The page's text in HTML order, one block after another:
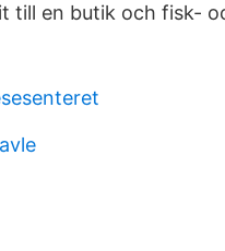
till en butik och fisk-